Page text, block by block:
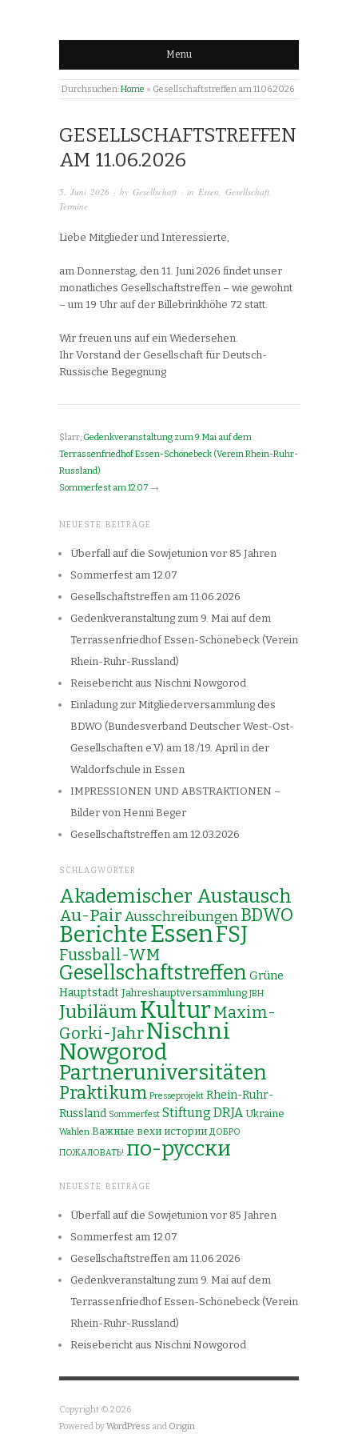
Menu
Durchsuchen:Home » Gesellschaftstreffen am 11.06.2026
GESELLSCHAFTSTREFFEN
AM 11.06.2026
5. Juni 2026 · by Gesellschaft · in Essen, Gesellschaft,
Termine
Liebe Mitglieder und Interessierte,
am Donnerstag, den 11. Juni 2026 findet unser
monatliches Gesellschaftstreffen – wie gewohnt
– um 19 Uhr auf der Billebrinkhöhe 72 statt.
Wir freuen uns auf ein Wiedersehen.
Ihr Vorstand der Gesellschaft für Deutsch-
Russische Begegnung
$larr; Gedenkveranstaltung zum 9. Mai auf dem
Terrassenfriedhof Essen-Schönebeck (Verein Rhein-Ruhr-
Russland)
Sommerfest am 12.07 →
NEUESTE BEITRÄGE
Überfall auf die Sowjetunion vor 85 Jahren
Sommerfest am 12.07
Gesellschaftstreffen am 11.06.2026
Gedenkveranstaltung zum 9. Mai auf dem
Terrassenfriedhof Essen-Schönebeck (Verein
Rhein-Ruhr-Russland)
Reisebericht aus Nischni Nowgorod
Einladung zur Mitgliederversammlung des
BDWO (Bundesverband Deutscher West-Ost-
Gesellschaften e.V) am 18./19. April in der
Waldorfschule in Essen
IMPRESSIONEN UND ABSTRAKTIONEN –
Bilder von Henni Beger
Gesellschaftstreffen am 12.03.2026
SCHLAGWÖRTER
Akademischer Austausch
Au-PairAusschreibungenBDWO
BerichteEssenFSJ
Fussball-WM
Gesellschaftstreffen Grüne
Hauptstadt Jahreshauptversammlung JBH
JubiläumKultur Maxim-
Gorki-JahrNischni
Nowgorod
Partneruniversitäten
Praktikum Presseprojekt Rhein-Ruhr-
Russland Sommerfest Stiftung DRJA Ukraine
Wahlen Важные вехи истории ДОБРО
ПОЖАЛОВАТЬ! по-русски
NEUESTE BEITRÄGE
Überfall auf die Sowjetunion vor 85 Jahren
Sommerfest am 12.07
Gesellschaftstreffen am 11.06.2026
Gedenkveranstaltung zum 9. Mai auf dem
Terrassenfriedhof Essen-Schönebeck (Verein
Rhein-Ruhr-Russland)
Reisebericht aus Nischni Nowgorod
Copyright © 2026
Powered byWordPress and Origin